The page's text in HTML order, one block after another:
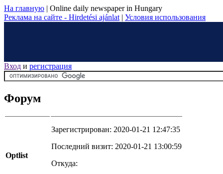
На главную | Online daily newspaper in Hungary
Реклама на сайте - Hirdetési ajánlat | Условия использования
Вход и регистрация
Форум
Optlist
Зарегистрирован: 2020-01-21 12:47:35
Последний визит: 2020-01-21 13:00:59
Откуда: